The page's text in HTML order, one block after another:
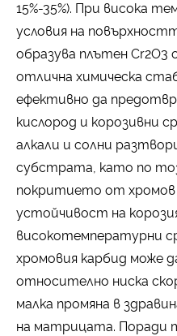
15%-35%). При висока
условия на
образува плътен
отлична химическа
ефективно да
кислород и корозивни
алкали и солни
субстрата, като по
покритието от хромов
устойчивост на
високотемпературни
хромовия карбид може
относително ниска
малка промяна в
на матрицата. Поради